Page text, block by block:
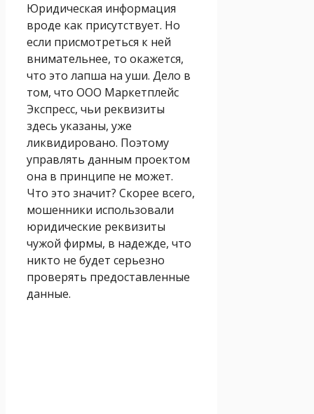
Юридическая информация
вроде как присутствует. Но
если присмотреться к ней
внимательнее, то окажется,
что это лапша на уши. Дело в
том, что ООО Маркетплейс
Экспресс, чьи реквизиты
здесь указаны, уже
ликвидировано. Поэтому
управлять данным проектом
она в принципе не может.
Что это значит? Скорее всего,
мошенники использовали
юридические реквизиты
чужой фирмы, в надежде, что
никто не будет серьезно
проверять предоставленные
данные.